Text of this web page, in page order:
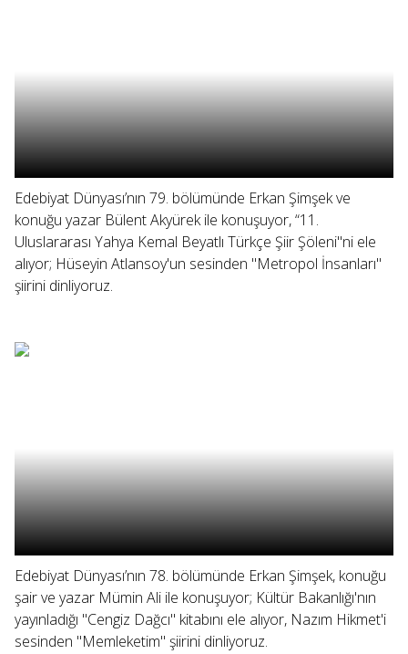
Edebiyat Dünyası’nın 79. bölümünde Erkan Şimşek ve
konuğu yazar Bülent Akyürek ile konuşuyor, “11.
Uluslararası Yahya Kemal Beyatlı Türkçe Şiir Şöleni"ni ele
alıyor; Hüseyin Atlansoy'un sesinden "Metropol İnsanları"
şiirini dinliyoruz.
Edebiyat Dünyası’nın 78. bölümünde Erkan Şimşek, konuğu
şair ve yazar Mümin Ali ile konuşuyor; Kültür Bakanlığı'nın
yayınladığı "Cengiz Dağcı" kitabını ele alıyor, Nazım Hikmet'i
sesinden "Memleketim" şiirini dinliyoruz.